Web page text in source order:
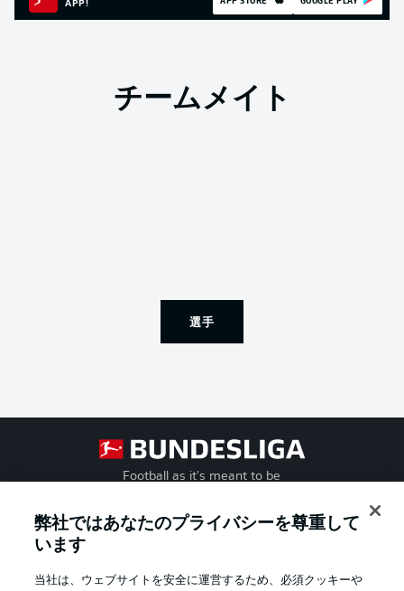
APP!
チームメイト
選手
Football as it's meant to be
弊社ではあなたのプライバシーを尊重して
います
当社は、ウェブサイトを安全に運営するため、必須クッキーや